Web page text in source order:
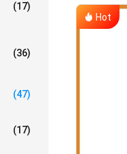
(17)
(36)
(47)
(17)
Hot